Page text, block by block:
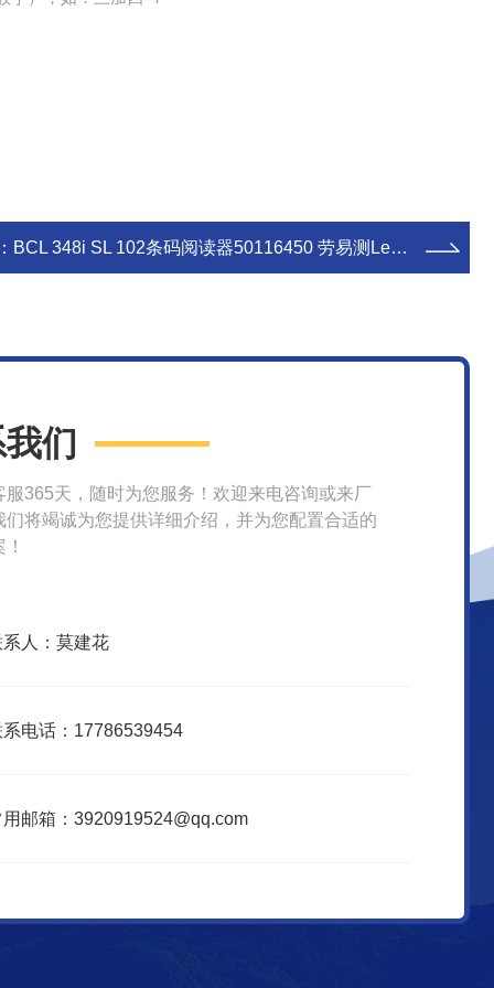
BCL 348i SL 102条码阅读器50116450 劳易测Leuze原装
们
服365天，随时为您服务！欢迎来电咨询或来厂
们将竭诚为您提供详细介绍，并为您配置合适的
系人：莫建花
系电话：17786539454
用邮箱：3920919524@qq.com